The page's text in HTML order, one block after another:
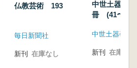
仏教芸術 193
毎日新聞社
新刊 在庫なし
中世土器研
冊 (41〜50
中世土器研究
新刊 在庫なし